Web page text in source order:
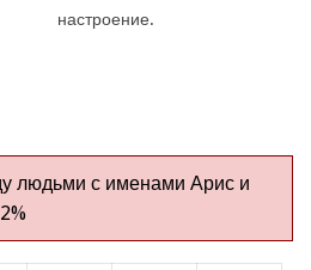
настроение.
людьми с именами Арис и